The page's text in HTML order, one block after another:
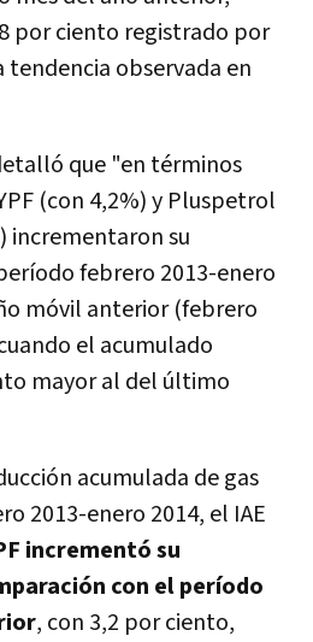
por ciento registrado por
tendencia observada en
que "en términos
(con 4,2%) y Pluspetrol
incrementaron su
febrero 2013-enero
móvil anterior (febrero
el acumulado
mayor al del último
acumulada de gas
2013-enero 2014, el IAE
incrementó su
con el período
, con 3,2 por ciento,